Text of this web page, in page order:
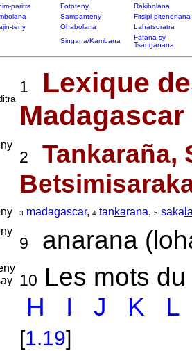
paritra Fototeny
Rakibolana
Sampanteny
Fitsipi-pitenenana
teny Ohabolana
Lahatsoratra
Singana/Kambana
Fafana sy
Tsanganana
1
Lexique
Madagascar
2
Tankaraña,
3 madagascar, 4 tankarana, 5 saka
9 anarana
10 Les mots
H
I J K L
[1.19]